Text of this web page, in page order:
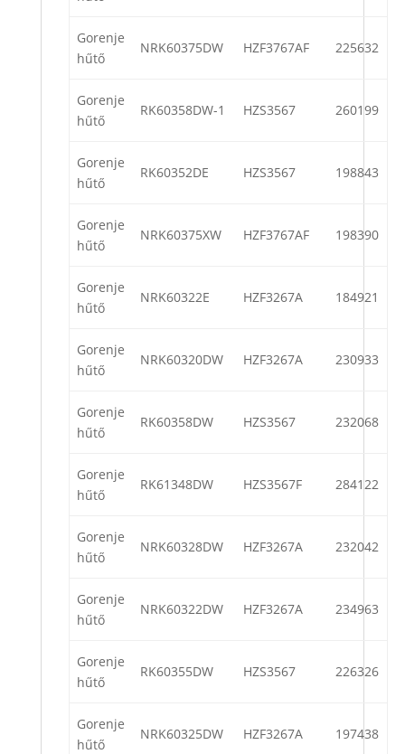
Gorenje
hűtő
NRK60375DW HZF3767AF 225632
Gorenje
hűtő
RK60358DW-1 HZS3567 260199
Gorenje
hűtő
RK60352DE HZS3567 198843
Gorenje
hűtő
NRK60375XW HZF3767AF 198390
Gorenje
hűtő
NRK60322E HZF3267A 184921
Gorenje
hűtő
NRK60320DW HZF3267A 230933
Gorenje
hűtő
RK60358DW HZS3567 232068
Gorenje
hűtő
RK61348DW HZS3567F 284122
Gorenje
hűtő
NRK60328DW HZF3267A 232042
Gorenje
hűtő
NRK60322DW HZF3267A 234963
Gorenje
hűtő
RK60355DW HZS3567 226326
Gorenje
hűtő
NRK60325DW HZF3267A 197438